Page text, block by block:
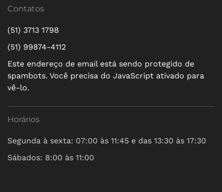
Contatos
(51) 3713 1798
(51) 99874-4112
Este endereço de email está sendo protegido de
spambots. Você precisa do JavaScript ativado para
vê-lo.
Horários
Segunda à sexta: 07:00 às 11:45 e das 13:30 às 17:30
Sábados: 8:00 às 11:00